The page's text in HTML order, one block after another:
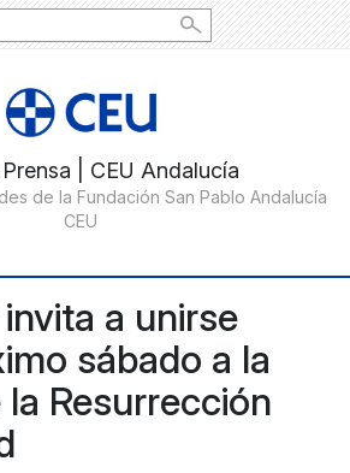
a unirse
sábado a la
la Resurrección